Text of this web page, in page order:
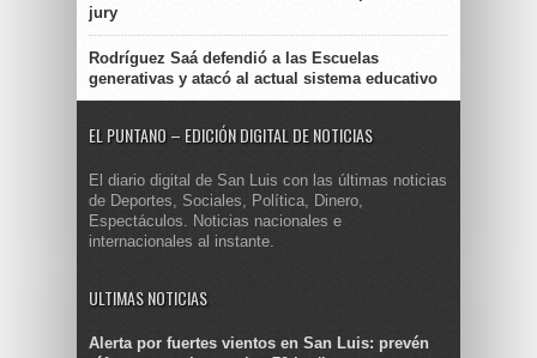
jury
Rodríguez Saá defendió a las Escuelas
generativas y atacó al actual sistema educativo
EL PUNTANO – EDICIÓN DIGITAL DE NOTICIAS
El diario digital de San Luis con las últimas noticias
de Deportes, Sociales, Política, Dinero,
Espectáculos. Noticias nacionales e
internacionales al instante.
ULTIMAS NOTICIAS
Alerta por fuertes vientos en San Luis: prevén